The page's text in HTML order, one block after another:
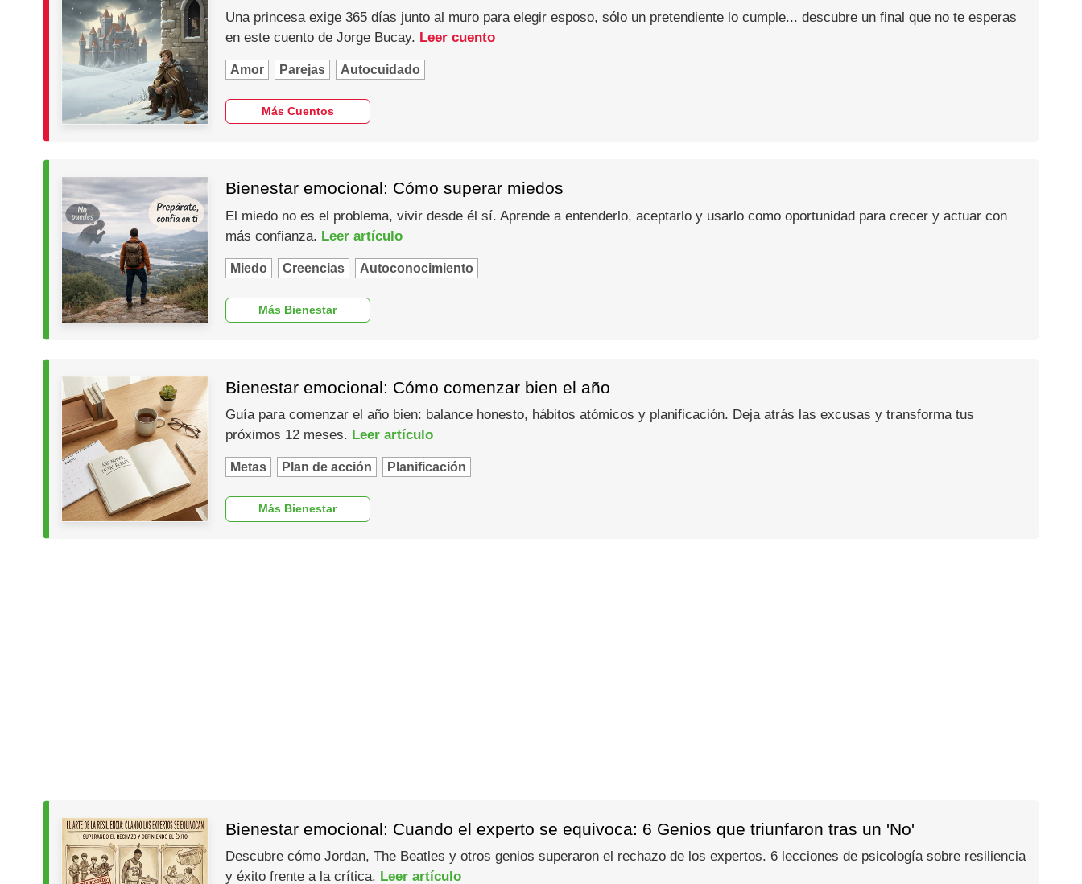
Una princesa exige 365 días junto al muro para elegir esposo, sólo un pretendiente lo cumple... descubre un final que no te esperas
en este cuento de Jorge Bucay. Leer cuento
Amor Parejas Autocuidado
Más Cuentos
Bienestar emocional: Cómo superar miedos
El miedo no es el problema, vivir desde él sí. Aprende a entenderlo, aceptarlo y usarlo como oportunidad para crecer y actuar con
más confianza. Leer artículo
Miedo Creencias Autoconocimiento
Más Bienestar
Bienestar emocional: Cómo comenzar bien el año
Guía para comenzar el año bien: balance honesto, hábitos atómicos y planificación. Deja atrás las excusas y transforma tus
próximos 12 meses. Leer artículo
Metas Plan de acción Planificación
Más Bienestar
Bienestar emocional: Cuando el experto se equivoca: 6 Genios que triunfaron tras un 'No'
Descubre cómo Jordan, The Beatles y otros genios superaron el rechazo de los expertos. 6 lecciones de psicología sobre resiliencia
y éxito frente a la crítica. Leer artículo